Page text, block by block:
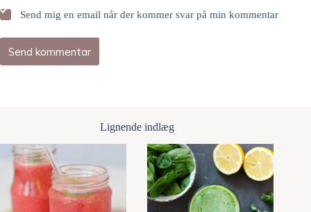
Send mig en email når der kommer svar på min kommentar
Send kommentar
Lignende indlæg